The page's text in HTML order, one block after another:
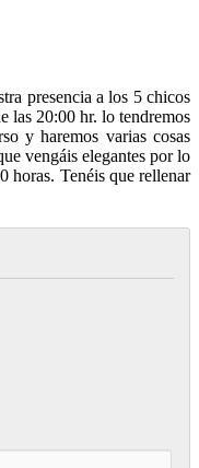
presencia a los 5 chicos
las 20:00 hr. lo tendremos
y haremos varias cosas
vengáis elegantes por lo
horas. Tenéis que rellenar